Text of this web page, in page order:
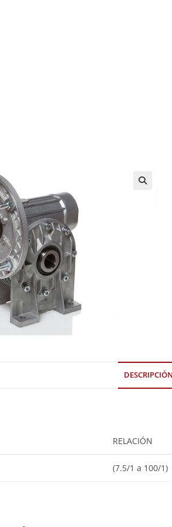
DESCRIPCIÓN
RELACIÓN
(7.5/1 a 100/1)